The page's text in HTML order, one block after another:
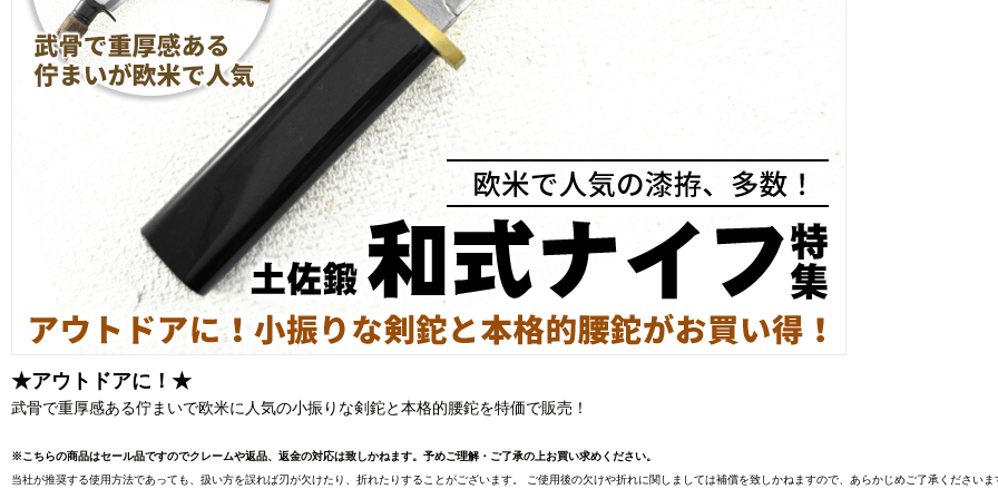
★アウトドアに！★
武骨で重厚感ある佇まいで欧米に人気の小振りな剣鉈と本格的腰鉈を特価で販売！
※こちらの商品はセール品ですのでクレームや返品、返金の対応は致しかねます。予めご理解・ご了承の上お買い求めください。
当社が推奨する使用方法であっても、扱い方を誤れば刃が欠けたり、折れたりすることがございます。 ご使用後の欠けや折れに関しましては補償を致しかねますので、あらかじめご了承くださいま